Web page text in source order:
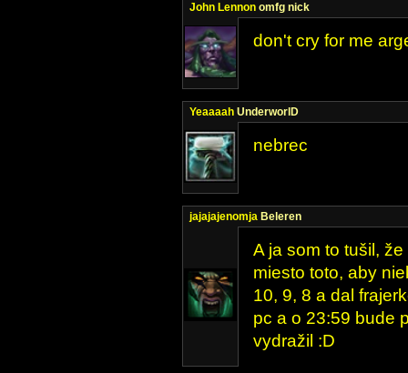
John Lennon omfg nick
don't cry for me
Yeaaaah UnderworlD
nebrec
jajajajenomja Beleren
A ja som to tušil,
miesto toto, aby
10, 9, 8 a dal
pc a o 23:59 bude
vydražil :D